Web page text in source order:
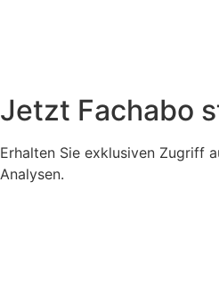
Jetzt Fachabo
Erhalten Sie exklusiven Zugriff
Analysen.